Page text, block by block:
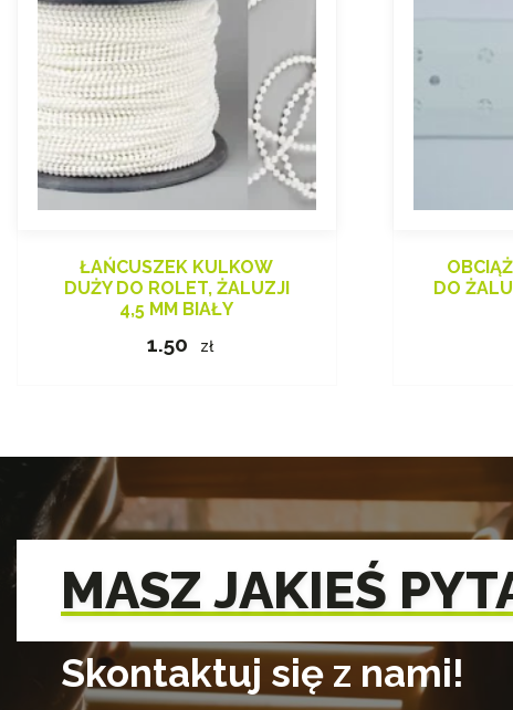
ŁAŃCUSZEK KULKOW
DUŻY DO ROLET, ŻALUZJI
4,5 MM BIAŁY
1.50 zł
DO
MASZ JAKIEŚ
Skontaktuj się z nami!